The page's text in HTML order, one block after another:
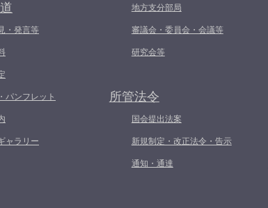
・発言等
パンフレット
ャラリー
地方支分部局
審議会・委員会・会議等
研究会等
所管法令
国会提出法案
新規制定・改正法令・告示
通知・通達